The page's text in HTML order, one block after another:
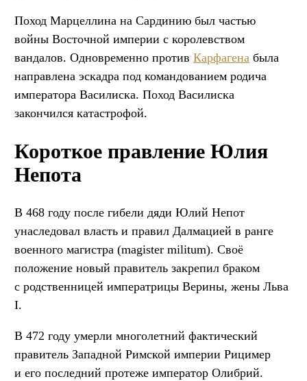
Поход Марцеллина на Сардинию был частью
войны Восточной империи с королевством
вандалов. Одновременно против Карфагена была
направлена эскадра под командованием родича
императора Василиска. Поход Василиска
закончился катастрофой.
Короткое правление Юлия
Непота
В 468 году после гибели дяди Юлий Непот
унаследовал власть и правил Далмацией в ранге
военного магистра (magister militum). Своё
положение новый правитель закрепил браком
с родственницей императрицы Верины, жены Льва
I.
В 472 году умерли многолетний фактический
правитель Западной Римской империи Рицимер
и его последний протеже император Олибрий.